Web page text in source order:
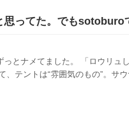
思ってた。でもsotoburo
とナメてました。 「ロウリュ
テントは“雰囲気のもの”。サ